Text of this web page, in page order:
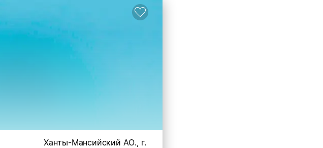
Ханты-Мансийский АО., г.